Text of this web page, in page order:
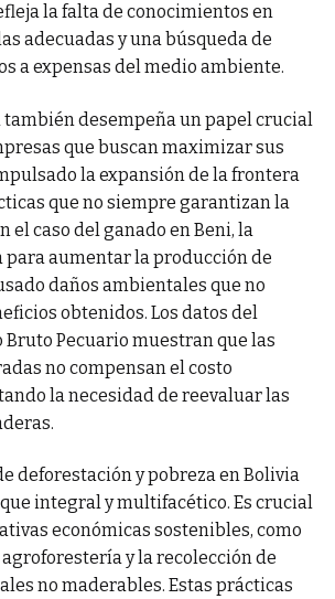
la falta de conocimientos en
adecuadas y una búsqueda de
a expensas del medio ambiente.
desempeña un papel crucial
que buscan maximizar sus
la expansión de la frontera
que no siempre garantizan la
el caso del ganado en Beni, la
para aumentar la producción de
daños ambientales que no
obtenidos. Los datos del
Pecuario muestran que las
no compensan el costo
la necesidad de reevaluar las
deforestación y pobreza en Bolivia
integral y multifacético. Es crucial
económicas sostenibles, como
y la recolección de
no maderables. Estas prácticas